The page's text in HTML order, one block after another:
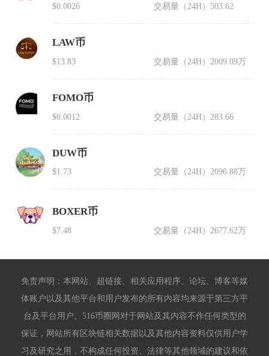
$0.0026 交易量（24H） 503.62
LAW币
$13.83 交易量（24H） 2009.09万
FOMO币
$0.0012 交易量（24H） 283.66
DUW币
$1.73 交易量（24H）2096.88万
BOXER币
$7.48 交易量（24H） 2677.62万
免责声明：本网站、超链接、相关应用程序、论坛、博客等媒
体账户以及其他平台和用户发布的所有内容均来源于第三方平
台及平台用户。516币圈网对于网站及其内容不作任何类型的
保证，网站所有区块链相关数据以及其他内容资料仅供用户学
习及研究之用，不构成任何投资、法律等其他领域的建议和依